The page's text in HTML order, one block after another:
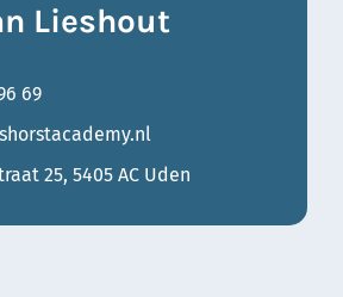
Lieshout
69
25, 5405 AC Uden